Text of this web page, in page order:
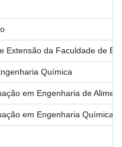
Extensão da Faculdade de
Química
em Engenharia de
em Engenharia Química